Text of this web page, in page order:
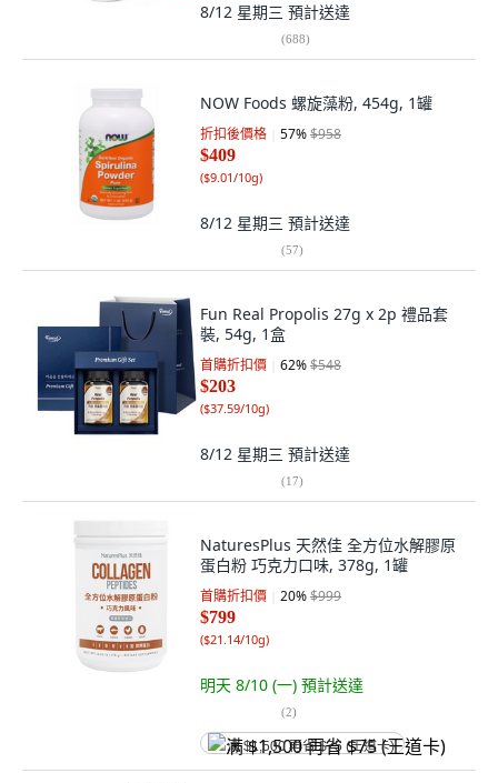
8/12 星期三 預計送達
(688)
NOW Foods 螺旋藻粉, 454g, 1罐
折扣後價格 57%$958
$409
($9.01/10g)
8/12 星期三 預計送達
(57)
Fun Real Propolis 27g x 2p 禮品套
裝, 54g, 1盒
首購折扣價 62%$548
$203
($37.59/10g)
8/12 星期三 預計送達
(17)
NaturesPlus 天然佳 全方位水解膠原
蛋白粉 巧克力口味, 378g, 1罐
首購折扣價 20%$999
$799
($21.14/10g)
明天 8/10 (一) 預計送達
(2)
满 $1,500 再省 $75 (王道卡)